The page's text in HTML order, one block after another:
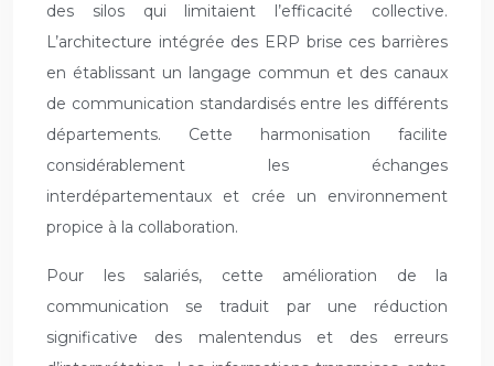
des silos qui limitaient l’efficacité collective.
L’architecture intégrée des ERP brise ces barrières
en établissant un langage commun et des canaux
de communication standardisés entre les différents
départements. Cette harmonisation facilite
considérablement les échanges
interdépartementaux et crée un environnement
propice à la collaboration.
Pour les salariés, cette amélioration de la
communication se traduit par une réduction
significative des malentendus et des erreurs